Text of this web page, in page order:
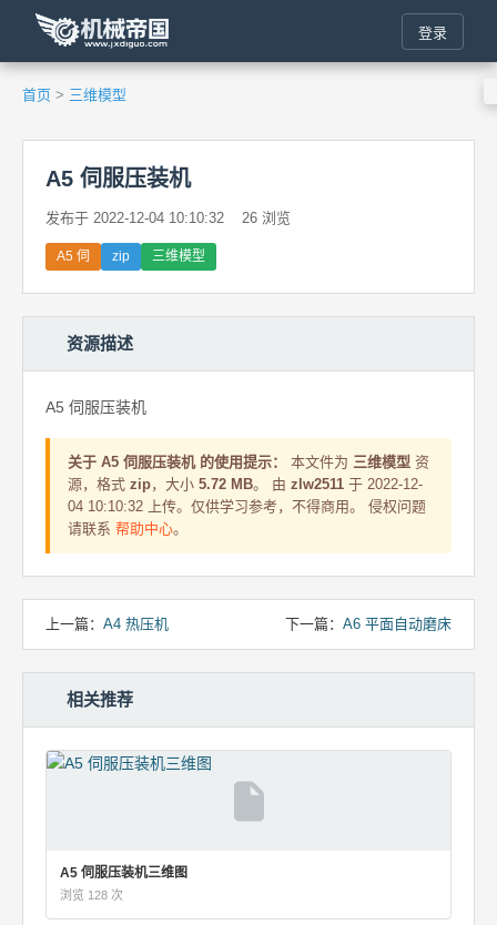
登录
首页 > 三维模型
A5 伺服压装机
发布于 2022-12-04 10:10:32 26 浏览
A5 伺 zip 三维模型
资源描述
A5 伺服压装机
关于 A5 伺服压装机 的使用提示： 本文件为 三维模型 资
源，格式 zip，大小 5.72 MB。 由 zlw2511 于 2022-12-
04 10:10:32 上传。仅供学习参考，不得商用。 侵权问题
请联系 帮助中心。
上一篇： A4 热压机 下一篇： A6 平面自动磨床
相关推荐
A5 伺服压装机三维图
浏览 128 次